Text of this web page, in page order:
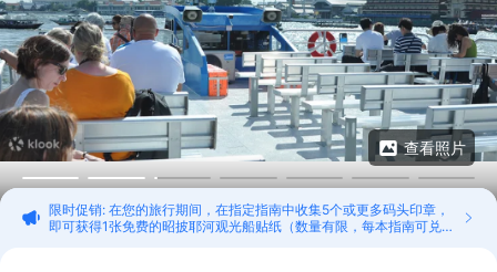
查看照片
限时促销: 在您的旅行期间，在指定指南中收集5个或更多码头印章，
即可获得1张免费的昭披耶河观光船贴纸（数量有限，每本指南可兑